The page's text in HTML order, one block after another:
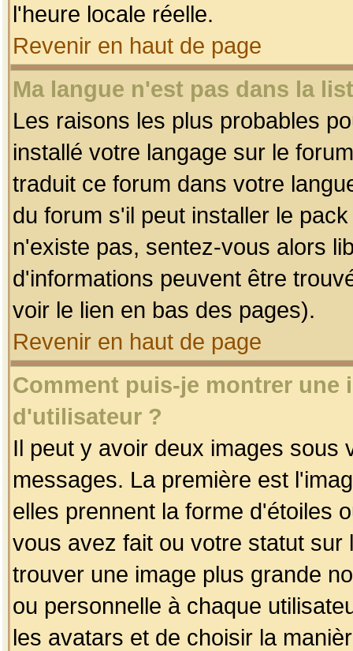
l'heure locale réelle.
Revenir en haut de page
Ma langue n'est pas dans la
Les raisons les plus probables
installé votre langage sur le
traduit ce forum dans votre
du forum s'il peut installer le
n'existe pas, sentez-vous alors
d'informations peuvent être
voir le lien en bas des pages).
Revenir en haut de page
Comment puis-je montrer une
d'utilisateur ?
Il peut y avoir deux images sous
messages. La première est
elles prennent la forme d'étoiles
vous avez fait ou votre statut
trouver une image plus grande
ou personnelle à chaque
les avatars et de choisir la